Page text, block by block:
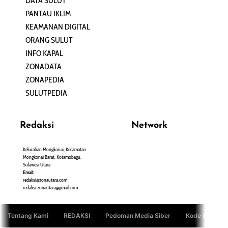
PANTAU IKLIM
KEAMANAN DIGITAL
ORANG SULUT
INFO KAPAL
ZONADATA
ZONAPEDIA
SULUTPEDIA
Redaksi
Kelurahan Mongkonai, Kecamatan
Mongkonai Barat, Kotamobagu,
Sulawesi Utara
Email:
redaksi@zonautara.com
redaksi.zonautara@gmail.com
Network
Tentang Kami REDAKSI Pedoman Media Siber Kode Etik